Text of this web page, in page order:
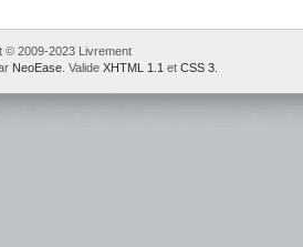
© 2009-2023 Livrement
NeoEase . Valide XHTML 1.1 et CSS 3